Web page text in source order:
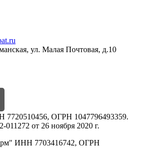
ул. Малая Почтовая, д.10
ОГРН 1047796493359.
от 26 ноября 2020 г.
ИНН 7703416742, ОГРН